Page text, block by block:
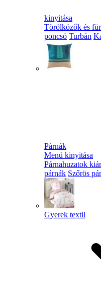
kinyitása
Törölközők és
poncsó Turbán
Párnák
Menü kinyitása
Párnahuzatok
párnák Szőrös
Gyerek textil